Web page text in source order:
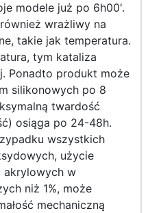
modele już po 6h00'.
wrażliwy na
takie jak temperatura.
tym kataliza
Ponadto produkt może
silikonowych po 8
twardość
osiąga po 24-48h.
wszystkich
użycie
akrylowych w
niż 1%, może
mechaniczną